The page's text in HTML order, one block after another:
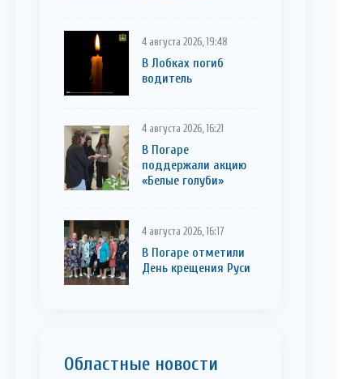
4 августа 2026, 19:48
В Лобках погиб
водитель
4 августа 2026, 16:21
В Погаре
поддержали акцию
«Белые голуби»
4 августа 2026, 16:17
В Погаре отметили
День крещения Руси
Областные новости